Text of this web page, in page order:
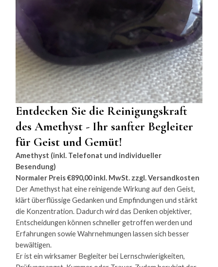
Entdecken Sie die Reinigungskraft
des Amethyst - Ihr sanfter Begleiter
für Geist und Gemüt!
Amethyst (inkl. Telefonat und individueller
Besendung)
Normaler Preis €890,00 inkl. MwSt. zzgl. Versandkosten
Der Amethyst hat eine reinigende Wirkung auf den Geist,
klärt überflüssige Gedanken und Empfindungen und stärkt
die Konzentration. Dadurch wird das Denken objektiver,
Entscheidungen können schneller getroffen werden und
Erfahrungen sowie Wahrnehmungen lassen sich besser
bewältigen.
Er ist ein wirksamer Begleiter bei Lernschwierigkeiten,